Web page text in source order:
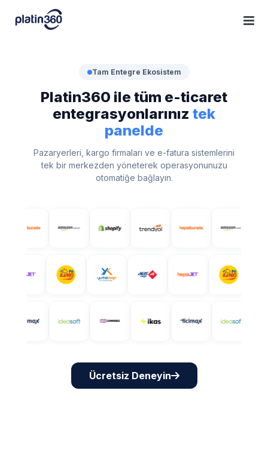
Tam Entegre Ekosistem
Platin360 ile tüm e-ticaret
entegrasyonlarınız tek
panelde
Pazaryerleri, kargo firmaları ve e-fatura sistemlerini
tek bir merkezden yöneterek operasyonunuzu
otomatiğe bağlayın.
Ücretsiz Deneyin